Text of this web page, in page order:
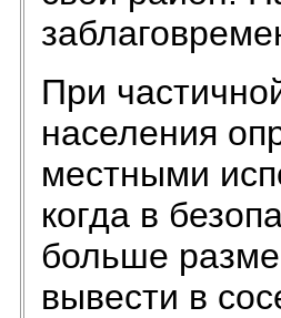
При
населения
местными
когда в
больше
вывести в